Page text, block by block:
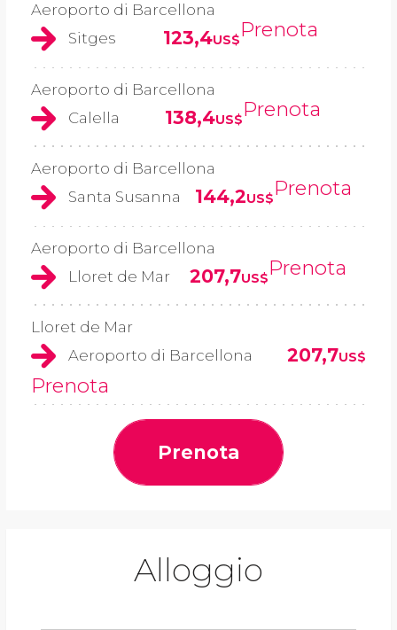
Aeroporto di Barcellona
Sitges
123,4US$Prenota
Aeroporto di Barcellona
Calella
138,4US$Prenota
Aeroporto di Barcellona
Santa Susanna
144,2US$Prenota
Aeroporto di Barcellona
Lloret de Mar
207,7US$Prenota
Lloret de Mar
Aeroporto di Barcellona
207,7US$
Prenota
Prenota
Alloggio